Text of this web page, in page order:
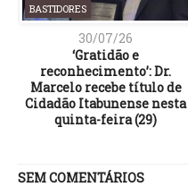
BASTIDORES
30/07/26
‘Gratidão e
reconhecimento’: Dr.
Marcelo recebe título de
Cidadão Itabunense nesta
quinta-feira (29)
SEM COMENTÁRIOS